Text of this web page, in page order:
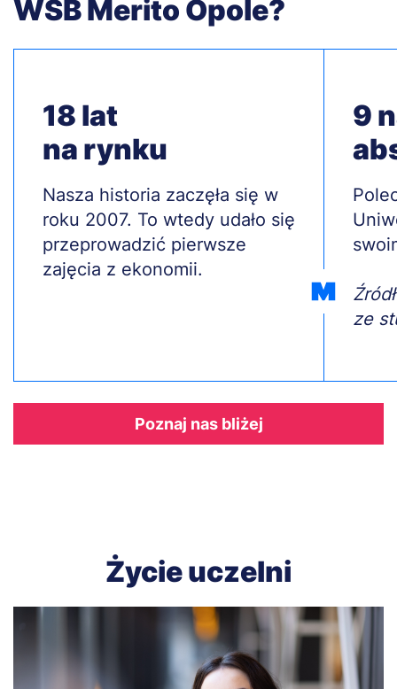
WSB Merito Opole?
18 lat
na rynku
Treść
Nasza historia zaczęła się w
roku 2007. To wtedy udało się
przeprowadzić pierwsze
zajęcia z ekonomii.
9
ze
Poznaj nas bliżej
Życie uczelni